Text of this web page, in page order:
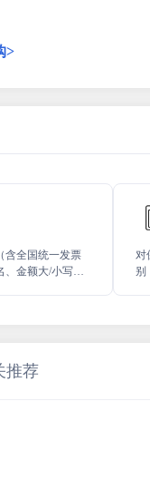
>
含全国统一发票
、金额大/小写、
对
别
推荐